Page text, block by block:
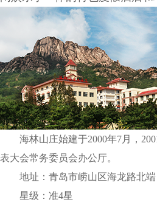
海林山庄始建于2000年7月，
表大会常务委员会办公厅。
地址：青岛市崂山区海龙路北端
星级：准4星